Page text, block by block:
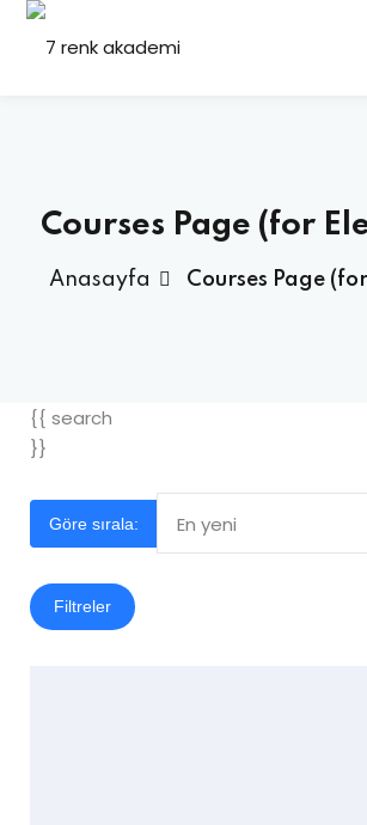
Courses Page (for
Anasayfa Courses Page
{{ search
}}
Göre sırala:
Filtreler